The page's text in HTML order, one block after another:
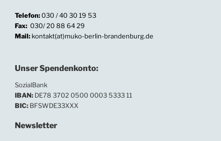
Telefon:030 / 40 30 19 53
Fax: 030/ 20 88 64 29
Mail: kontakt(at)muko-berlin-brandenburg.de
Unser Spendenkonto:
SozialBank
IBAN: DE78 3702 0500 0003 5333 11
BIC: BFSWDE33XXX
Newsletter